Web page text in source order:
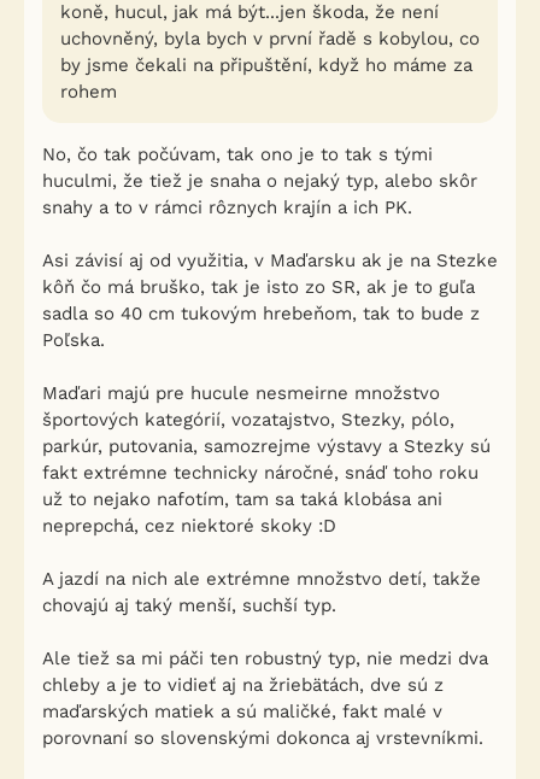
koně, hucul, jak má být...jen škoda, že není
uchovněný, byla bych v první řadě s kobylou, co
by jsme čekali na připuštění, když ho máme za
rohem
No, čo tak počúvam, tak ono je to tak s tými
huculmi, že tiež je snaha o nejaký typ, alebo skôr
snahy a to v rámci rôznych krajín a ich PK.
Asi závisí aj od využitia, v Maďarsku ak je na Stezke
kôň čo má bruško, tak je isto zo SR, ak je to guľa
sadla so 40 cm tukovým hrebeňom, tak to bude z
Poľska.
Maďari majú pre hucule nesmeirne množstvo
športových kategórií, vozatajstvo, Stezky, pólo,
parkúr, putovania, samozrejme výstavy a Stezky sú
fakt extrémne technicky náročné, snáď toho roku
už to nejako nafotím, tam sa taká klobása ani
neprepchá, cez niektoré skoky :D
A jazdí na nich ale extrémne množstvo detí, takže
chovajú aj taký menší, suchší typ.
Ale tiež sa mi páči ten robustný typ, nie medzi dva
chleby a je to vidieť aj na žriebätách, dve sú z
maďarských matiek a sú maličké, fakt malé v
porovnaní so slovenskými dokonca aj vrstevníkmi.